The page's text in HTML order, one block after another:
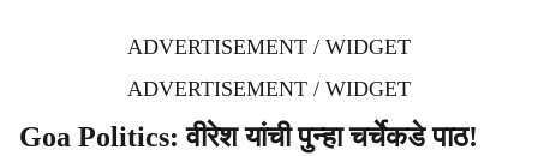
ADVERTISEMENT / WIDGET
ADVERTISEMENT / WIDGET
Goa Politics: वीरेश यांची पुन्हा चर्चेकडे पाठ!